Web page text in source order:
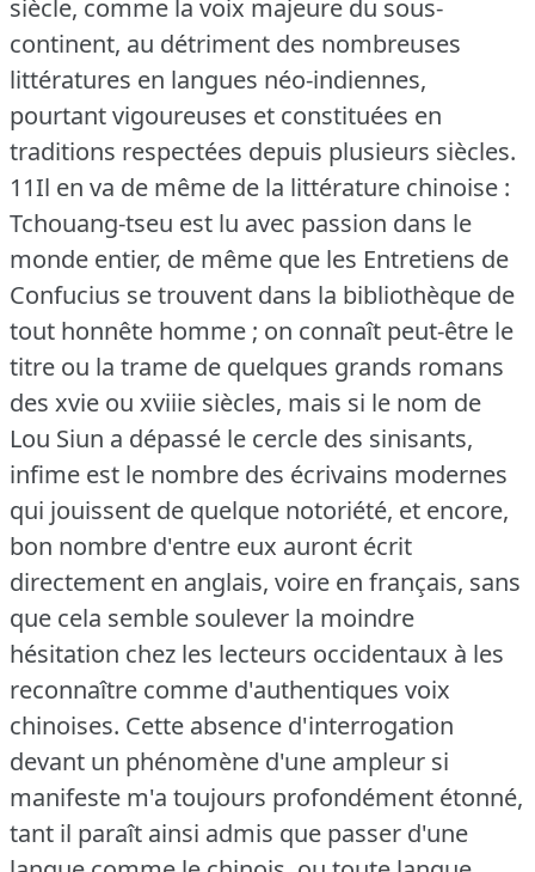
siècle, comme la voix majeure du sous-
continent, au détriment des nombreuses
littératures en langues néo-indiennes,
pourtant vigoureuses et constituées en
traditions respectées depuis plusieurs siècles.
11Il en va de même de la littérature chinoise :
Tchouang-tseu est lu avec passion dans le
monde entier, de même que les Entretiens de
Confucius se trouvent dans la bibliothèque de
tout honnête homme ; on connaît peut-être le
titre ou la trame de quelques grands romans
des xvie ou xviiie siècles, mais si le nom de
Lou Siun a dépassé le cercle des sinisants,
infime est le nombre des écrivains modernes
qui jouissent de quelque notoriété, et encore,
bon nombre d'entre eux auront écrit
directement en anglais, voire en français, sans
que cela semble soulever la moindre
hésitation chez les lecteurs occidentaux à les
reconnaître comme d'authentiques voix
chinoises. Cette absence d'interrogation
devant un phénomène d'une ampleur si
manifeste m'a toujours profondément étonné,
tant il paraît ainsi admis que passer d'une